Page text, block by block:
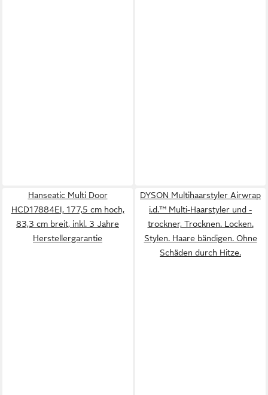
Hanseatic Multi Door
HCD17884EI, 177,5 cm hoch,
83,3 cm breit, inkl. 3 Jahre
Herstellergarantie
DYSON Multihaarstyler Airwrap
i.d.™ Multi-Haarstyler und -
trockner, Trocknen. Locken.
Stylen. Haare bändigen. Ohne
Schäden durch Hitze.